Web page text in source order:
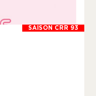
SAISON CRR 93